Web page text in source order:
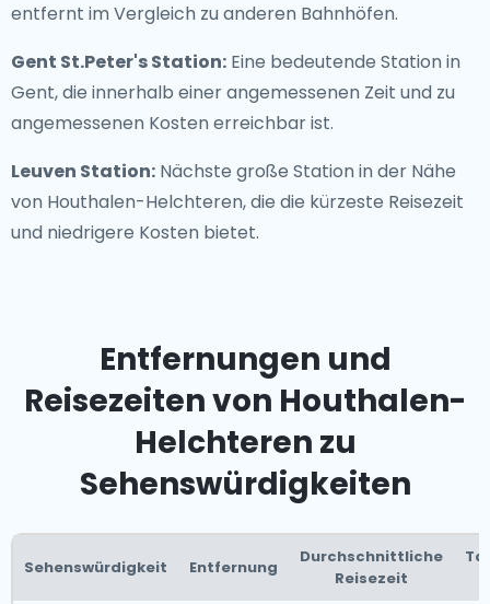
entfernt im Vergleich zu anderen Bahnhöfen.
Gent St.Peter's Station: Eine bedeutende Station in
Gent, die innerhalb einer angemessenen Zeit und zu
angemessenen Kosten erreichbar ist.
Leuven Station: Nächste große Station in der Nähe
von Houthalen-Helchteren, die die kürzeste Reisezeit
und niedrigere Kosten bietet.
Entfernungen und
Reisezeiten von Houthalen-
Helchteren zu
Sehenswürdigkeiten
Sehenswürdigkeit Entfernung
Durchschnittliche
Reisezeit